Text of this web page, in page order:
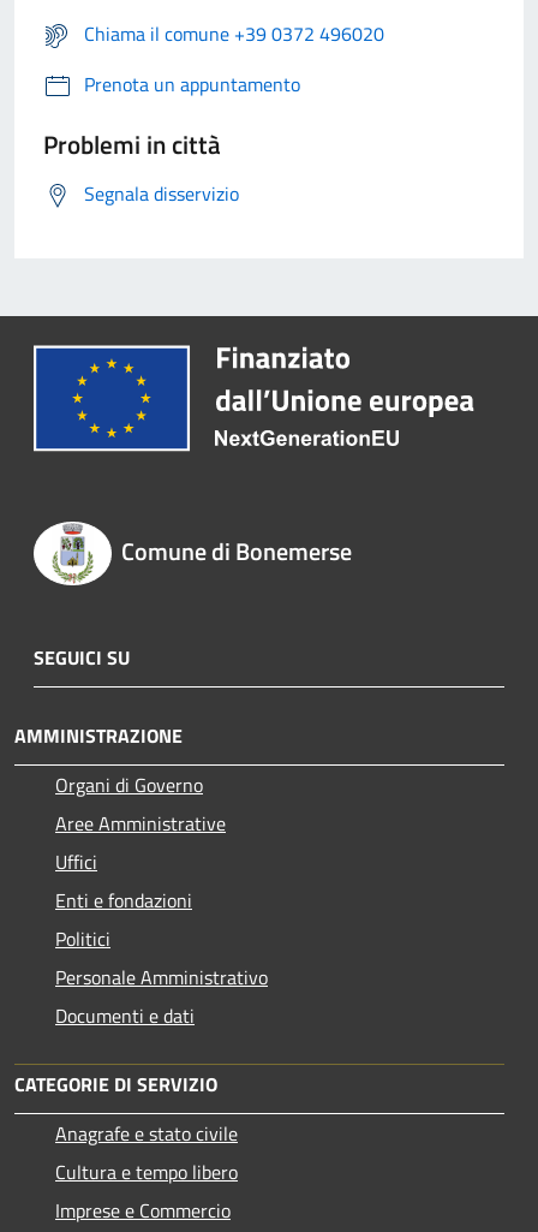
Chiama il comune +39 0372 496020
Prenota un appuntamento
Problemi in città
Segnala disservizio
Comune di Bonemerse
SEGUICI SU
AMMINISTRAZIONE
Organi di Governo
Aree Amministrative
Uffici
Enti e fondazioni
Politici
Personale Amministrativo
Documenti e dati
CATEGORIE DI SERVIZIO
Anagrafe e stato civile
Cultura e tempo libero
Imprese e Commercio